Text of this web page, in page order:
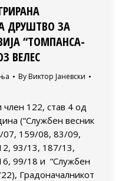
ДРУШТВО ЗА
“ТОМПАНСА-
ВЕЛЕС
By Виктор Јаневски
член 122, став 4 од
(“Службен весник
159/08, 83/09,
93/13, 187/13,
99/18 и “Службен
Градоначалникот